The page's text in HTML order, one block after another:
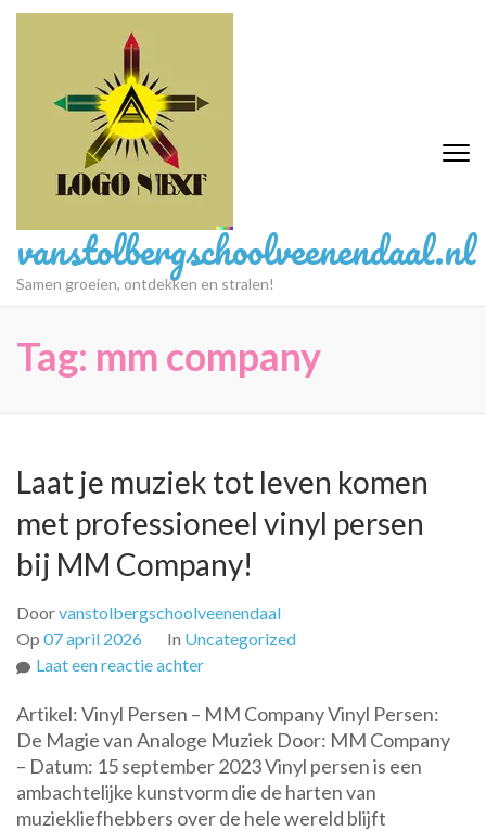
Ga
vanstolbergschoolveenendaal.nl
Samen groeien, ontdekken en stralen!
Tag: mm company
Laat je muziek tot leven komen
met professioneel vinyl persen
bij MM Company!
Doorvanstolbergschoolveenendaal
Op 07 april 2026 In Uncategorized
Laat een reactie achterop
je
muziek
tot
leven
komen
Artikel: Vinyl Persen – MM Company Vinyl Persen:
De Magie van Analoge Muziek Door: MM Company
– Datum: 15 september 2023 Vinyl persen is een
ambachtelijke kunstvorm die de harten van
muziekliefhebbers over de hele wereld blijft